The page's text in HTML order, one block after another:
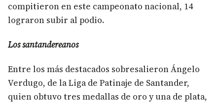
compitieron en este campeonato nacional, 14
lograron subir al podio.
Los santandereanos
Entre los más destacados sobresalieron Ángelo
Verdugo, de la Liga de Patinaje de Santander,
quien obtuvo tres medallas de oro y una de plata,